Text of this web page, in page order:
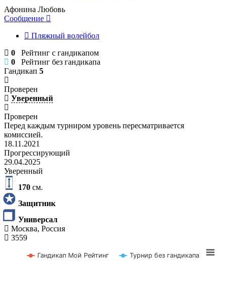
Афонина Любовь
Сообщение
Пляжный волейбол
0 Рейтинг с гандикапом
0 Рейтинг без гандикапа
Гандикап 5
Проверен
Уверенный
Проверен
Перед каждым турниром уровень пересматривается
комиссией.
18.11.2021
Прогрессирующий
29.04.2025
Уверенный
170 см.
Защитник
Универсал
Москва, Россия
3559
Гандикап Мой Рейтинг Турнир без гандикапа